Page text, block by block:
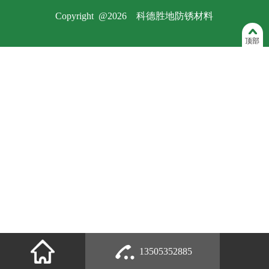
Copyright @2026 科德胜地防锈材料
顶部
13505352885